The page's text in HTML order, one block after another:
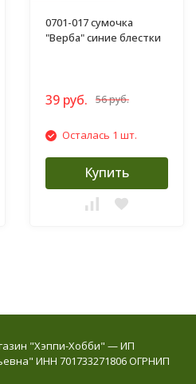
0701-017 сумочка
"Верба" синие блестки
39 руб. 56 руб.
Осталась 1 шт.
Купить
"Хэппи-Хобби" — ИП
ИНН 701733271806 ОГРНИП